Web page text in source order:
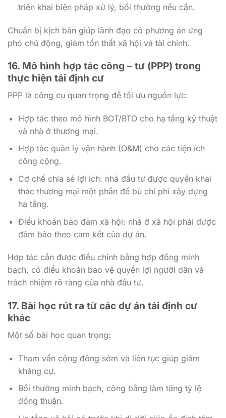
triển khai biện pháp xử lý, bồi thường nếu cần.
Chuẩn bị kịch bản giúp lãnh đạo có phương án ứng
phó chủ động, giảm tổn thất xã hội và tài chính.
16. Mô hình hợp tác công – tư (PPP) trong
thực hiện tái định cư
PPP là công cụ quan trọng để tối ưu nguồn lực:
Hợp tác theo mô hình BOT/BTO cho hạ tầng kỹ thuật
và nhà ở thương mại.
Hợp tác quản lý vận hành (O&M) cho các tiện ích
công cộng.
Cơ chế chia sẻ lợi ích: nhà đầu tư được quyền khai
thác thương mại một phần để bù chi phí xây dựng
hạ tầng.
Điều khoản bảo đảm xã hội: nhà ở xã hội phải được
đảm bảo theo cam kết của dự án.
Hợp tác cần được điều chỉnh bằng hợp đồng minh
bạch, có điều khoản bảo vệ quyền lợi người dân và
trách nhiệm rõ ràng của nhà đầu tư.
17. Bài học rút ra từ các dự án tái định cư
khác
Một số bài học quan trọng:
Tham vấn cộng đồng sớm và liên tục giúp giảm
kháng cự.
Bồi thường minh bạch, công bằng làm tăng tỷ lệ
đồng thuận.